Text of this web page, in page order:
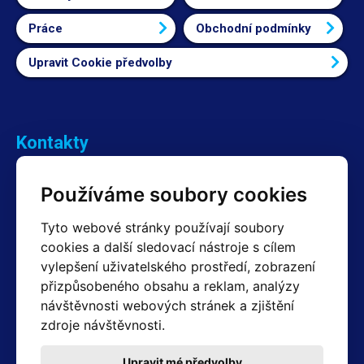
Používáme soubory cookies
Tyto webové stránky používají soubory
cookies a další sledovací nástroje s cílem
vylepšení uživatelského prostředí, zobrazení
přizpůsobeného obsahu a reklam, analýzy
návštěvnosti webových stránek a zjištění
zdroje návštěvnosti.
Práce Obchodní podmínky
Upravit Cookie předvolby
Kontakty
+420 603 357 606 +420 605 234 204
Fakturační a expediční oddělení
+420 605 259 759 (Po–Pá: 7:30 – 15:00)
Technické oddělení
+420 603 355 085 (Po–Pá: 8:00 – 16:00)
servis@hotair.cz